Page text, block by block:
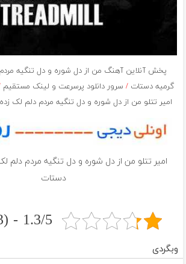
پخش آنلاین آهنگ من از دل شوره و دل تنگیه
گرمیه دستات/ سرور دانلود پرسرعت و لینک مستقیم
امیر تتلو من از دل شوره و دل تنگیه مردم دلم لک
امیر تتلو من از دل شوره و دل تنگیه مردم دلم
دستات
1.3/5 - (3 امتیاز)
وبگردی